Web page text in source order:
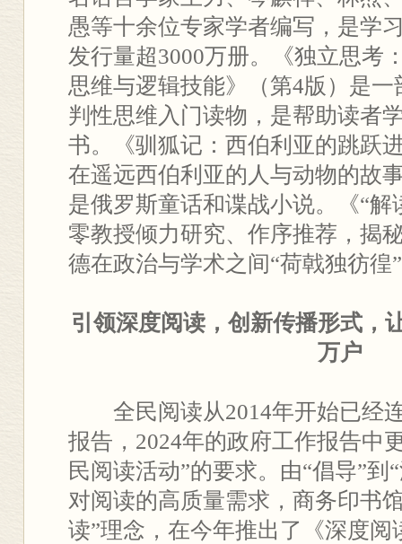
愚等十余位专家学者编写，是学
发行量超3000万册。《独立思考
思维与逻辑技能》（第4版）是
判性思维入门读物，是帮助读者
书。《驯狐记：西伯利亚的跳跃
在遥远西伯利亚的人与动物的故
是俄罗斯童话和谍战小说。《“解
零教授倾力研究、作序推荐，揭
德在政治与学术之间“荷戟独彷徨
引领深度阅读，创新传播形式，
万户
全民阅读从2014年开始已经
报告，2024年的政府工作报告中
民阅读活动”的要求。由“倡导”到
对阅读的高质量需求，商务印书
读”理念，在今年推出了《深度